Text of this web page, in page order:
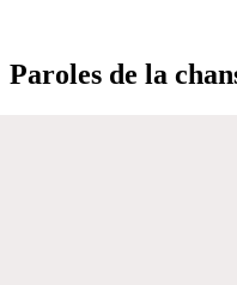
Paroles de la